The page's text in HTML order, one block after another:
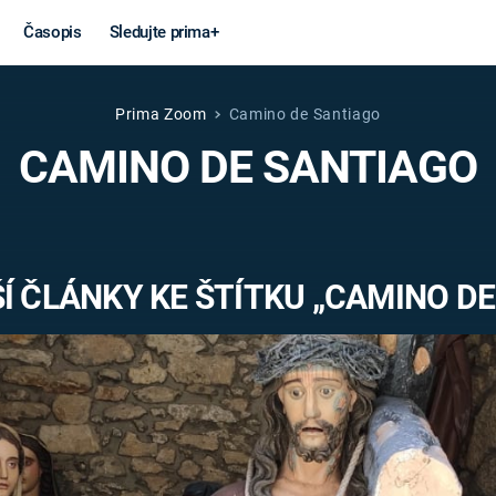
Časopis Sledujte prima+
Věda a
technika
MARS
Války
VÁLEČNÉ
Záhady a
Prima Zoom Camino de Santiago
CAMINO DE SANTIAGO
ČLÁNKY KE ŠTÍTKU „CAMINO